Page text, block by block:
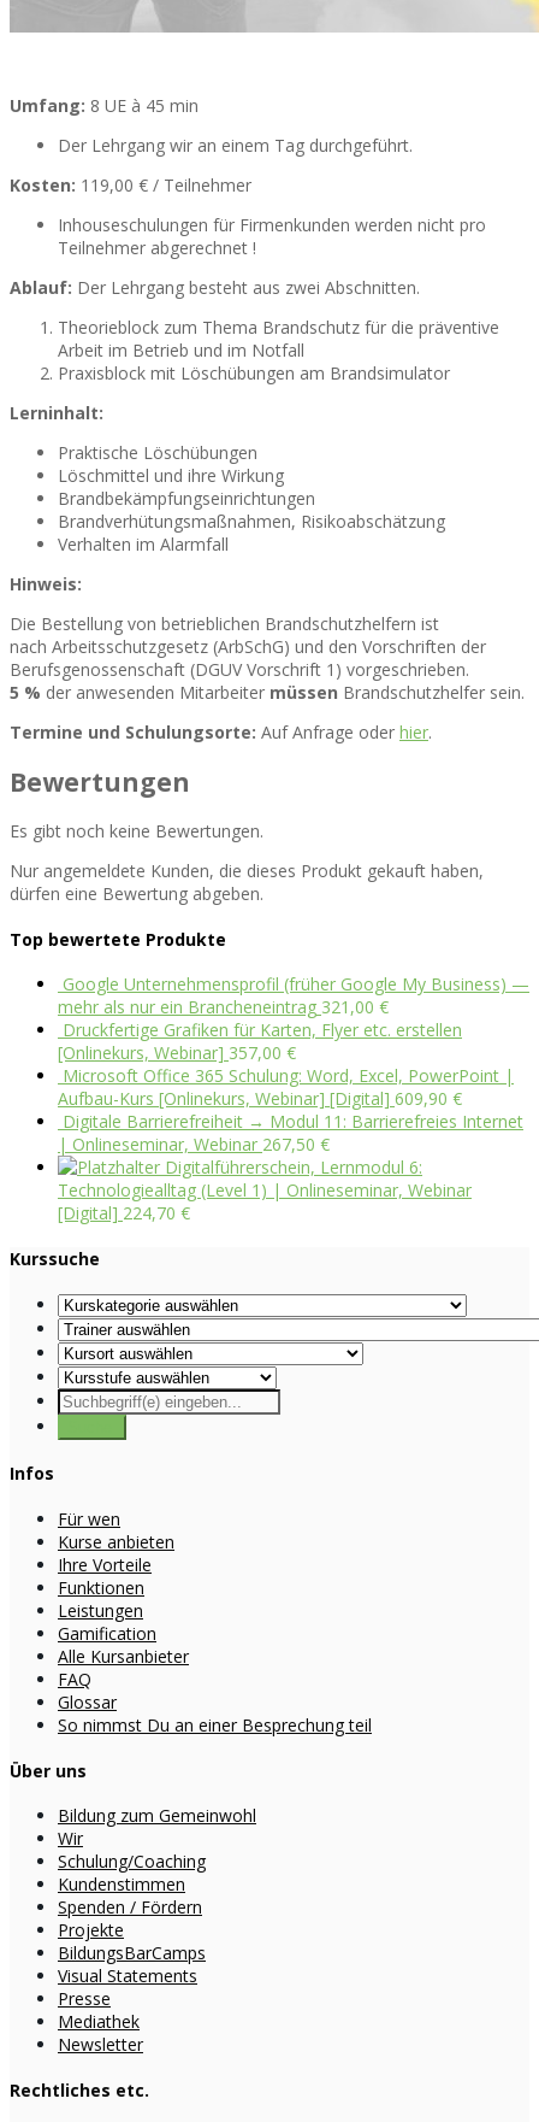
Umfang: 8 UE à 45 min
Der Lehrgang wir an einem Tag durchgeführt.
Kosten: 119,00 € / Teilnehmer
Inhouseschulungen für Firmenkunden werden nicht pro
Teilnehmer abgerechnet !
Ablauf: Der Lehrgang besteht aus zwei Abschnitten.
Theorieblock zum Thema Brandschutz für die präventive
Arbeit im Betrieb und im Notfall
Praxisblock mit Löschübungen am Brandsimulator
Lerninhalt:
Praktische Löschübungen
Löschmittel und ihre Wirkung
Brandbekämpfungseinrichtungen
Brandverhütungsmaßnahmen, Risikoabschätzung
Verhalten im Alarmfall
Hinweis:
Die Bestellung von betrieblichen Brandschutzhelfern ist
nach Arbeitsschutzgesetz (ArbSchG) und den Vorschriften der
Berufsgenossenschaft (DGUV Vorschrift 1) vorgeschrieben.
5 % der anwesenden Mitarbeiter müssen Brandschutzhelfer sein.
Termine und Schulungsorte: Auf Anfrage oder hier.
Bewertungen
Es gibt noch keine Bewertungen.
Nur angemeldete Kunden, die dieses Produkt gekauft haben,
dürfen eine Bewertung abgeben.
Top bewertete Produkte
Google Unternehmensprofil (früher Google My Business) —
mehr als nur ein Brancheneintrag 321,00 €
Druckfertige Grafiken für Karten, Flyer etc. erstellen
[Onlinekurs, Webinar] 357,00 €
Microsoft Office 365 Schulung: Word, Excel, PowerPoint |
Aufbau-Kurs [Onlinekurs, Webinar] [Digital] 609,90 €
Digitale Barrierefreiheit → Modul 11: Barrierefreies Internet
| Onlineseminar, Webinar 267,50 €
Digitalführerschein, Lernmodul 6:
Technologiealltag (Level 1) | Onlineseminar, Webinar
[Digital] 224,70 €
Kurssuche
Infos
Für wen
Kurse anbieten
Ihre Vorteile
Funktionen
Leistungen
Gamification
Alle Kursanbieter
FAQ
Glossar
So nimmst Du an einer Besprechung teil
Über uns
Bildung zum Gemeinwohl
Wir
Schulung/Coaching
Kundenstimmen
Spenden / Fördern
Projekte
BildungsBarCamps
Visual Statements
Presse
Mediathek
Newsletter
Rechtliches etc.